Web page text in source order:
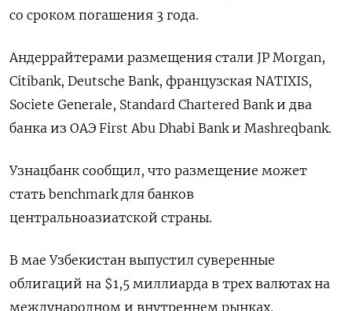
со сроком погашения 3 года.
Андеррайтерами размещения стали JP Morgan,
Citibank, Deutsche Bank, французская NATIXIS,
Societe Generale, Standard Chartered Bank и два
банка из ОАЭ First Abu Dhabi Bank и Mashreqbank.
Узнацбанк сообщил, что размещение может
стать benchmark для банков
центральноазиатской страны.
В мае Узбекистан выпустил суверенные
облигаций на $1,5 миллиарда в трех валютах на
международном и внутреннем рынках.